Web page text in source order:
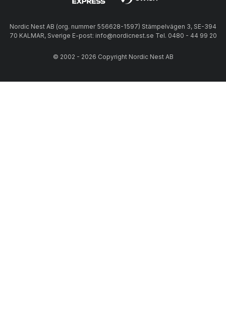
Nordic Nest AB (org. nummer 556628-1597) Stämpelvägen 3, SE-394
70 KALMAR, Sverige E-post: info@nordicnest.se Tel. 0480 - 44 99 20
© 2002 - 2026 Copyright Nordic Nest AB